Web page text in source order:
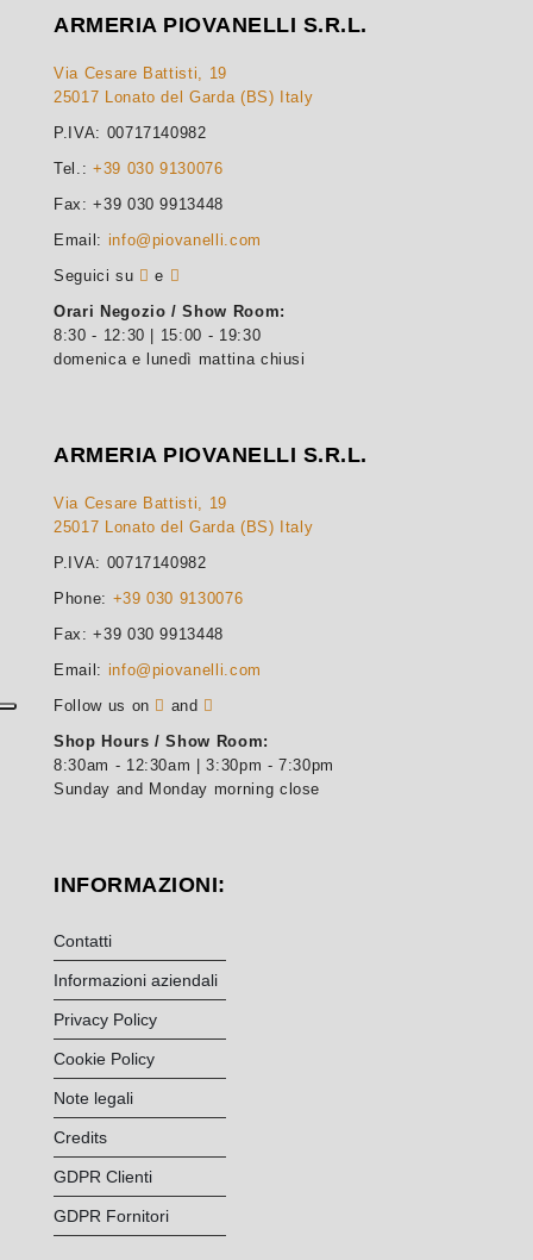
ARMERIA PIOVANELLI S.R.L.
Via Cesare Battisti, 19
25017 Lonato del Garda (BS) Italy
P.IVA: 00717140982
Tel.: +39 030 9130076
Fax: +39 030 9913448
Email: info@piovanelli.com
Seguici su
e
Orari Negozio / Show Room:
8:30 - 12:30 | 15:00 - 19:30
domenica e lunedì mattina chiusi
ARMERIA PIOVANELLI S.R.L.
Via Cesare Battisti, 19
25017 Lonato del Garda (BS) Italy
P.IVA: 00717140982
Phone: +39 030 9130076
Fax: +39 030 9913448
Email: info@piovanelli.com
Follow us on
and
Shop Hours / Show Room:
8:30am - 12:30am | 3:30pm - 7:30pm
Sunday and Monday morning close
INFORMAZIONI:
Contatti
Informazioni aziendali
Privacy Policy
Cookie Policy
Note legali
Credits
GDPR Clienti
GDPR Fornitori